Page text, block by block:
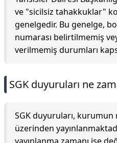
ve "sicilsiz tahakkuklar"
genelgedir. Bu genelge,
numarası belirtilmemiş
verilmemiş durumları
SGK duyuruları ne
SGK duyuruları,
üzerinden